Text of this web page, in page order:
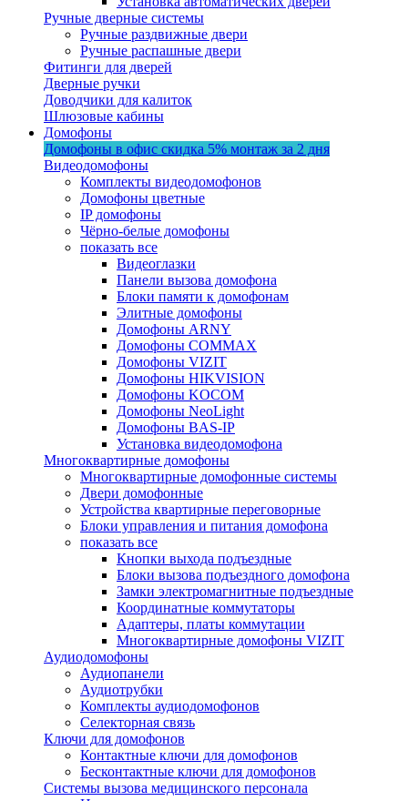
Ручные дверные системы
Ручные раздвижные двери
Ручные распашные двери
Фитинги для дверей
Дверные ручки
Доводчики для калиток
Шлюзовые кабины
Домофоны
Домофоны в офис скидка 5% монтаж за 2 дня
Видеодомофоны
Комплекты видеодомофонов
Домофоны цветные
IP домофоны
Чёрно-белые домофоны
показать все
Видеоглазки
Панели вызова домофона
Блоки памяти к домофонам
Элитные домофоны
Домофоны ARNY
Домофоны COMMAX
Домофоны VIZIT
Домофоны HIKVISION
Домофоны KOCOM
Домофоны NeoLight
Домофоны BAS-IP
Установка видеодомофона
Многоквартирные домофоны
Многоквартирные домофонные системы
Двери домофонные
Устройства квартирные переговорные
Блоки управления и питания домофона
показать все
Кнопки выхода подъездные
Блоки вызова подъездного домофона
Замки электромагнитные подъездные
Координатные коммутаторы
Адаптеры, платы коммутации
Многоквартирные домофоны VIZIT
Аудиодомофоны
Аудиопанели
Аудиотрубки
Комплекты аудиодомофонов
Селекторная связь
Ключи для домофонов
Контактные ключи для домофонов
Бесконтактные ключи для домофонов
Системы вызова медицинского персонала